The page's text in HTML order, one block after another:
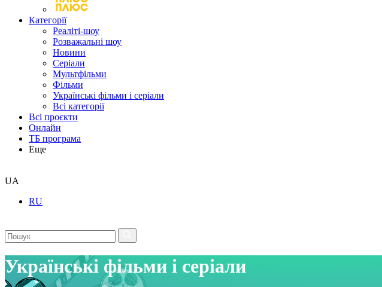
Категорії
Реаліті-шоу
Розважальні шоу
Новини
Серіали
Мультфільми
Фільми
Українські фільми і серіали
Всі категорії
Всі проєкти
Онлайн
ТБ програма
Еще
UA
RU
Українські фільми і серіали